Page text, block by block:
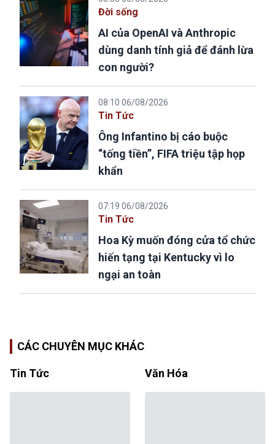
Đời sống
AI của OpenAI và Anthropic
dùng danh tính giả để đánh lừa
con người?
08:10 06/08/2026
Tin Tức
Ông Infantino bị cáo buộc
“tống tiền”, FIFA triệu tập họp
khẩn
07:19 06/08/2026
Tin Tức
Hoa Kỳ muốn đóng cửa tổ chức
hiến tạng tại Kentucky vì lo
ngại an toàn
CÁC CHUYÊN MỤC KHÁC
Tin Tức Văn Hóa